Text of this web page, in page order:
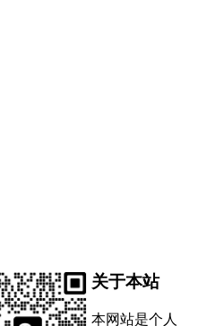
关于本站
本网站是个人